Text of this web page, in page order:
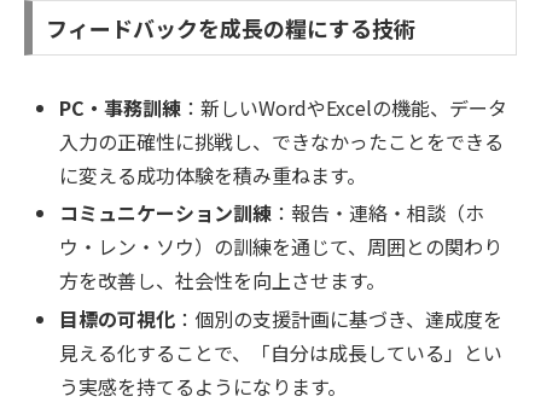
フィードバックを成長の糧にする技術
PC・事務訓練 ：新しいWordやExcelの機能、データ
入力の正確性に挑戦し、できなかったことをできる
に変える成功体験を積み重ねます。
コミュニケーション訓練 ：報告・連絡・相談（ホ
ウ・レン・ソウ）の訓練を通じて、周囲との関わり
方を改善し、社会性を向上させます。
目標の可視化 ：個別の支援計画に基づき、達成度を
見える化することで、「自分は成長している」とい
う実感を持てるようになります。